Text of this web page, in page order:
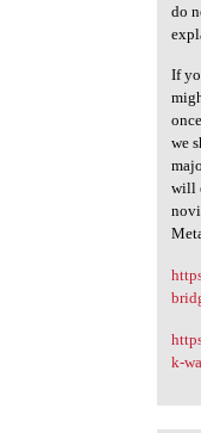
do
If
we
will
k-